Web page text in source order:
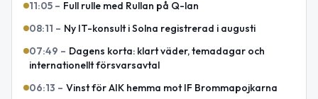
11:05 – Full rulle med Rullan på Q-lan
08:11 – Ny IT-konsult i Solna registrerad i augusti
07:49 – Dagens korta: klart väder, temadagar och
internationellt försvarsavtal
06:13 – Vinst för AIK hemma mot IF Brommapojkarna